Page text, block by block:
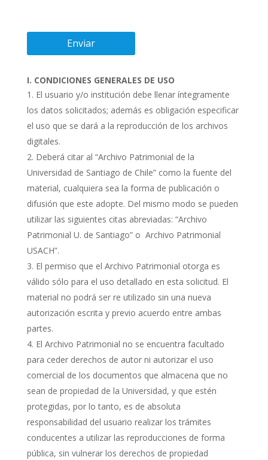
I. CONDICIONES GENERALES DE USO
El usuario y/o institución debe llenar íntegramente
los datos solicitados; además es obligación especificar
el uso que se dará a la reproducción de los archivos
digitales.
Deberá citar al “Archivo Patrimonial de la
Universidad de Santiago de Chile” como la fuente del
material, cualquiera sea la forma de publicación o
difusión que este adopte. Del mismo modo se pueden
utilizar las siguientes citas abreviadas: “Archivo
Patrimonial U. de Santiago” o Archivo Patrimonial
USACH”.
El permiso que el Archivo Patrimonial otorga es
válido sólo para el uso detallado en esta solicitud. El
material no podrá ser re utilizado sin una nueva
autorización escrita y previo acuerdo entre ambas
partes.
El Archivo Patrimonial no se encuentra facultado
para ceder derechos de autor ni autorizar el uso
comercial de los documentos que almacena que no
sean de propiedad de la Universidad, y que estén
protegidas, por lo tanto, es de absoluta
responsabilidad del usuario realizar los trámites
conducentes a utilizar las reproducciones de forma
pública, sin vulnerar los derechos de propiedad